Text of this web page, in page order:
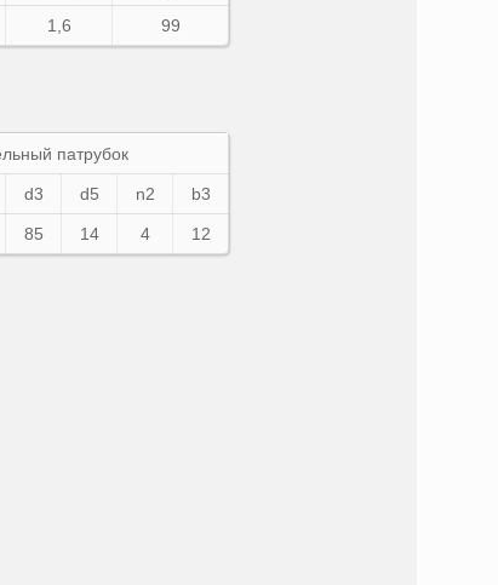
1,6 99
патрубок
d3 d5 n2 b3
85 14 4 12